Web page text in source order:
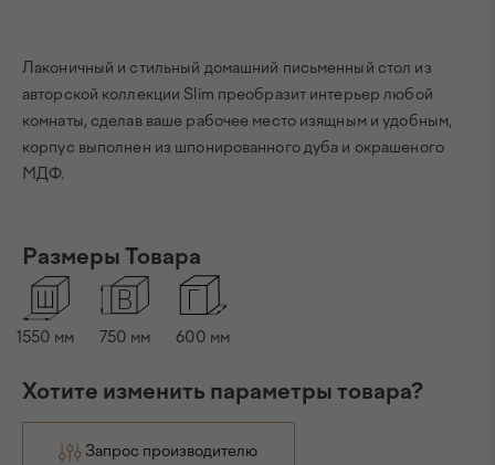
Лаконичный и стильный домашний письменный стол из
авторской коллекции Slim преобразит интерьер любой
комнаты, сделав ваше рабочее место изящным и удобным,
корпус выполнен из шпонированного дуба и окрашеного
МДФ.
Размеры Товара
1550 мм 750 мм 600 мм
Хотите изменить параметры товара?
Запрос производителю